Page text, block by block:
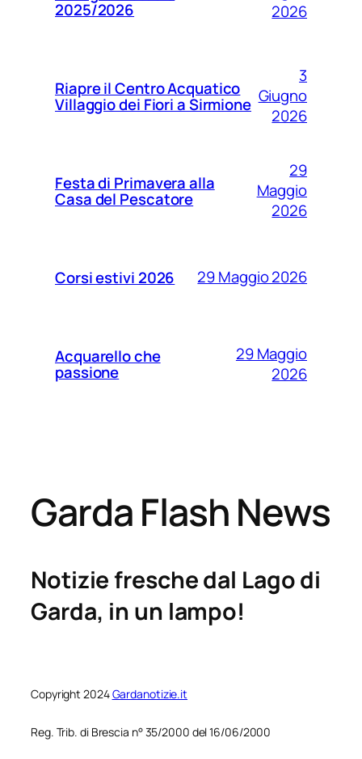
2025/2026
2026
Riapre il Centro Acquatico
Villaggio dei Fiori a Sirmione
3
Giugno
2026
Festa di Primavera alla
Casa del Pescatore
29
Maggio
2026
Corsi estivi 2026 29 Maggio 2026
Acquarello che
passione
29 Maggio
2026
Garda Flash News
Notizie fresche dal Lago di
Garda, in un lampo!
Copyright 2024Gardanotizie.it
Reg. Trib. di Brescia n° 35/2000 del 16/06/2000